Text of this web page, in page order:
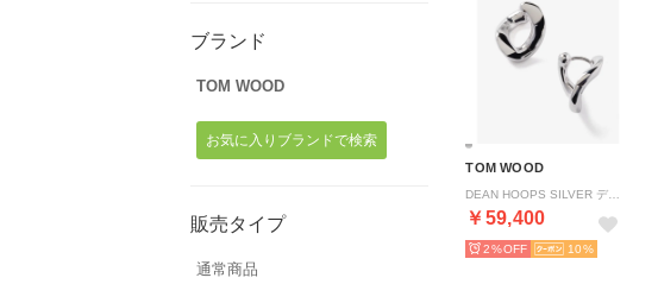
ブランド
TOM WOOD
お気に入りブランドで検索
販売タイプ
通常商品
TOM WOOD
￥59,400
2% 10